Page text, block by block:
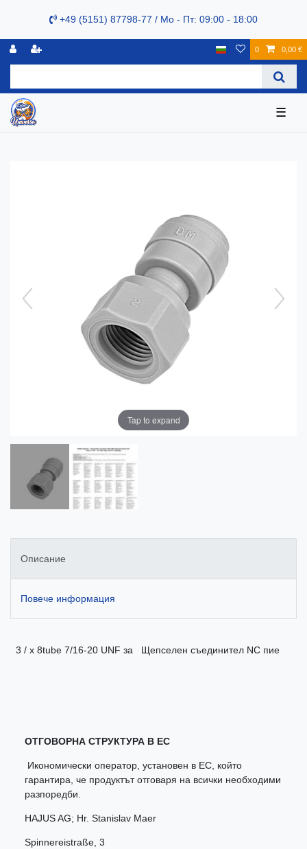
+49 (5151) 87798-77 / Mo - Пт: 09:00 - 18:00
0 0,00 €
☰
Tap to expand
Описание
Повече информация
3 / х 8tube 7/16-20 UNF за Щепселен съединител NC пие
ОТГОВОРНА СТРУКТУРА В ЕС
Икономически оператор, установен в ЕС, който
гарантира, че продуктът отговаря на всички необходими
разпоредби.
HAJUS AG; Hr. Stanislav Maer
Spinnereistraße 3